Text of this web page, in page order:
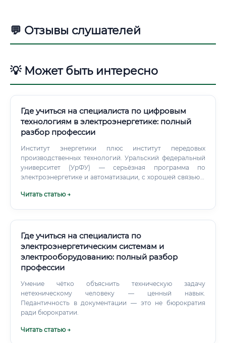
💬 Отзывы слушателей
💡 Может быть интересно
Где учиться на специалиста по цифровым
технологиям в электроэнергетике: полный
разбор профессии
Институт энергетики плюс институт передовых
производственных технологий. Уральский федеральный
университет (УрФУ) — серьёзная программа по
электроэнергетике и автоматизации, с хорошей связью с
исследовательский томский политехнический
Читать статью →
Где учиться на специалиста по
электроэнергетическим системам и
электрооборудованию: полный разбор
профессии
Умение чётко объяснить техническую задачу
нетехническому человеку — ценный навык.
Педантичность в документации — это не бюрократия
ради бюрократии.
Читать статью →